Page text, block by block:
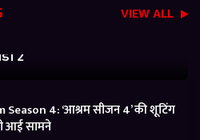
VIEW ALL
2’
Season 4: ‘आश्रम सीजन 4’ की शूटिंग
आई सामने